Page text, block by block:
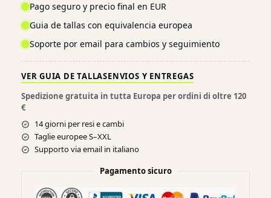
Pago seguro y precio final en EUR
Guia de tallas con equivalencia europea
Soporte por email para cambios y seguimiento
VER GUIA DE TALLASENVIOS Y ENTREGAS
Spedizione gratuita in tutta Europa per ordini di oltre 120
€
14 giorni per resi e cambi
Taglie europee S–XXL
Supporto via email in italiano
Pagamento sicuro